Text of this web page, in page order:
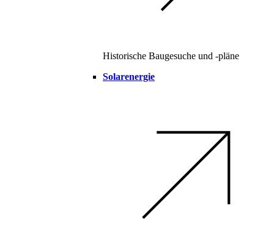
Historische Baugesuche und -pläne
Solarenergie